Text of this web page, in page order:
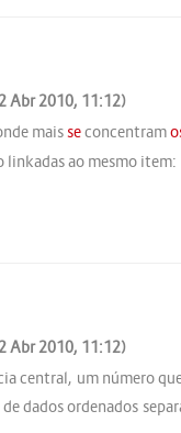
Abr 2010, 11:12)
maisseconcentram
linkadas ao mesmo item:
Abr 2010, 11:12)
central, um número
dados ordenados